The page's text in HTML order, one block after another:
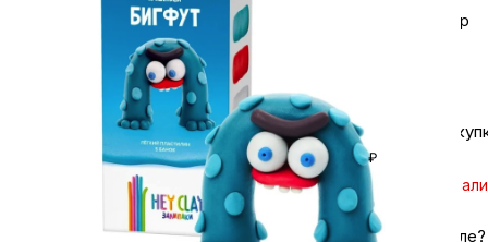
Сумки и чемоданы
Для дома и дачи
LEGO
Для домашних питомцев
в мессенджер
Кешбэк за
₽
Уточняйте
Нашли дешевле?